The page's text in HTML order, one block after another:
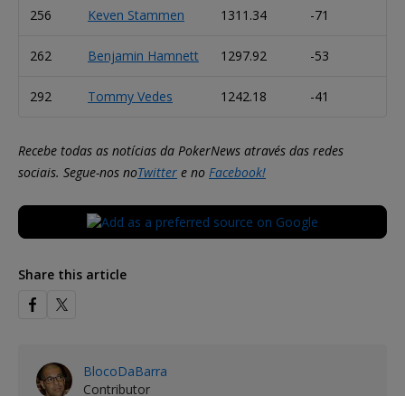
256 Keven Stammen 1311.34 -71
262 Benjamin Hamnett 1297.92 -53
292 Tommy Vedes 1242.18 -41
Recebe todas as notícias da PokerNews através das redes
sociais. Segue-nos noTwitter e no Facebook!
Share this article
BlocoDaBarra
Contributor